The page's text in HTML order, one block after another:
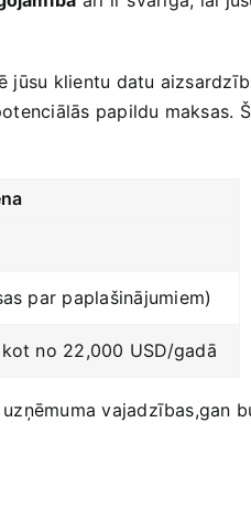
klientu datu
papildu maksas.​
par paplašinājumiem)
no ‌22,000 USD/gadā
​vajadzības,gan